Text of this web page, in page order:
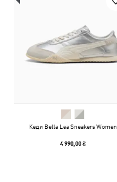
Кеди Bella Lea Sneakers Women
4 990,00 ₴